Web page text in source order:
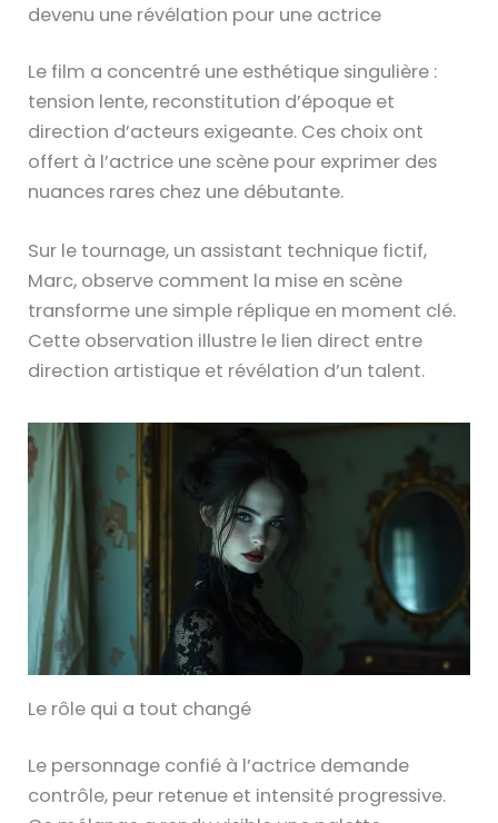
devenu une révélation pour une actrice
Le film a concentré une esthétique singulière :
tension lente, reconstitution d’époque et
direction d’acteurs exigeante. Ces choix ont
offert à l’actrice une scène pour exprimer des
nuances rares chez une débutante.
Sur le tournage, un assistant technique fictif,
Marc, observe comment la mise en scène
transforme une simple réplique en moment clé.
Cette observation illustre le lien direct entre
direction artistique et révélation d’un talent.
Le rôle qui a tout changé
Le personnage confié à l’actrice demande
contrôle, peur retenue et intensité progressive.